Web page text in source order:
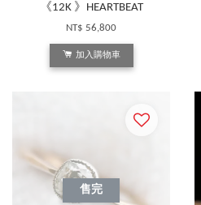
《12K 》HEARTBEAT
NT$ 56,800
加入購物車
售完